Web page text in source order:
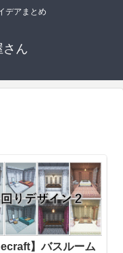
デアまとめ
さん
】バスルーム